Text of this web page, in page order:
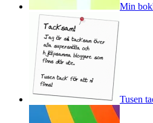
Min
Tusen